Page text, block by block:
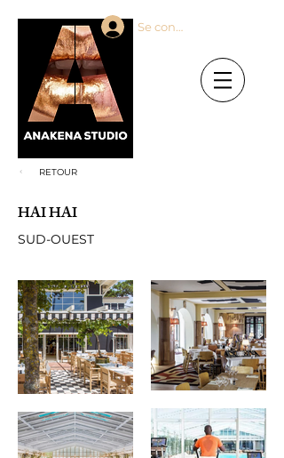
Se connecter
RETOUR
HAI HAI
SUD-OUEST